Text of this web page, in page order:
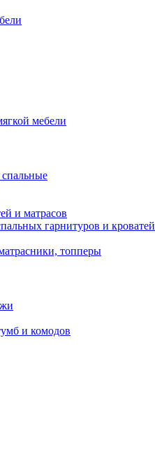
мебели
и матрасов
гарнитуров и кроватей
топперы
и комодов